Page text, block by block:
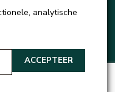
analytische
ACCEPTEER